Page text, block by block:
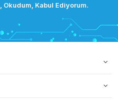
, Okudum, Kabul Ediyorum.